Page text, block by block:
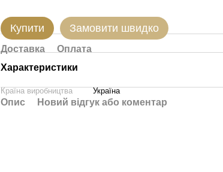
Купити Замовити швидко
Доставка
Оплата
Характеристики
Країна виробництва Україна
Опис Новий відгук або коментар